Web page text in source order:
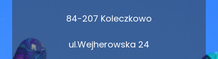
84-207 Koleczkowo
ul.Wejherowska 24